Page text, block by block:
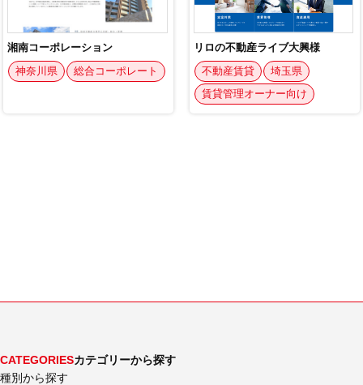
CATEGORIESカテゴリーから探す
種別から探す